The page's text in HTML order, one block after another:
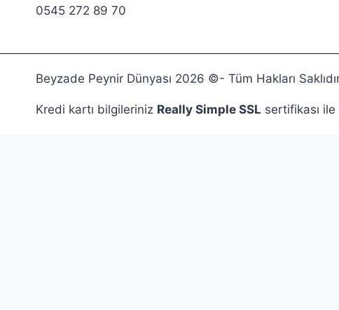
0545 272 89 70
Beyzade Peynir Dünyası 2026 ©- Tüm Hakları
Kredi kartı bilgileriniz Really Simple SSL sertifikası